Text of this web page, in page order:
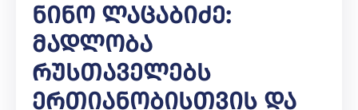
Ნინო Ლაცაბიძე:
Მადლობა
Რუსთაველებს
Ერთიანობისთვის Და